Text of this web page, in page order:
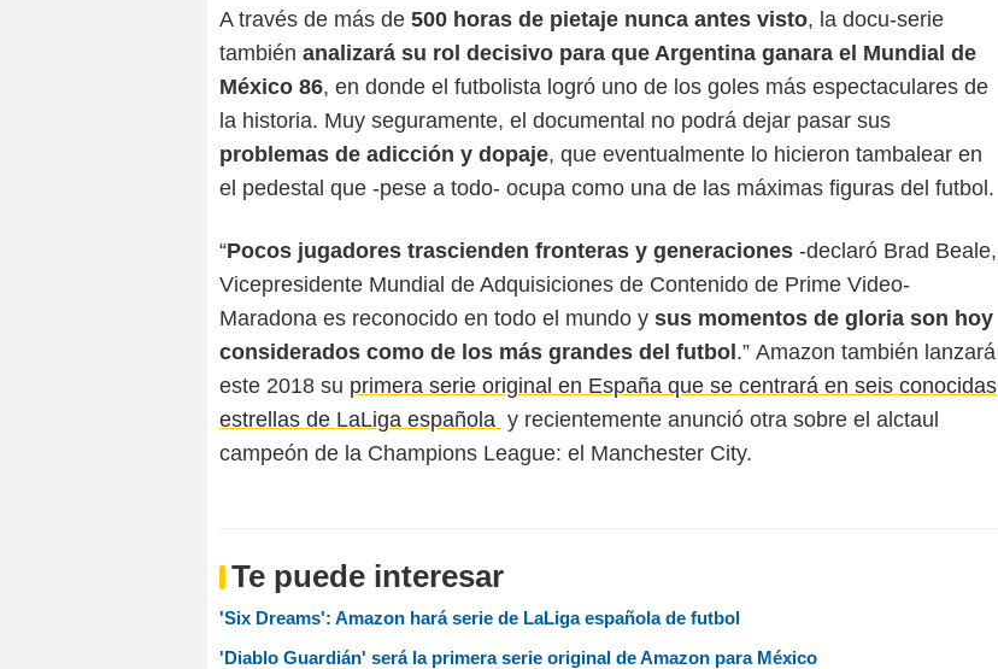
A través de más de 500 horas de pietaje nunca antes visto, la docu-serie
también analizará su rol decisivo para que Argentina ganara el Mundial de
México 86, en donde el futbolista logró uno de los goles más espectaculares de
la historia. Muy seguramente, el documental no podrá dejar pasar sus
problemas de adicción y dopaje, que eventualmente lo hicieron tambalear en
el pedestal que -pese a todo- ocupa como una de las máximas figuras del futbol.
“Pocos jugadores trascienden fronteras y generaciones -declaró Brad Beale,
Vicepresidente Mundial de Adquisiciones de Contenido de Prime Video-
Maradona es reconocido en todo el mundo y sus momentos de gloria son hoy
considerados como de los más grandes del futbol.” Amazon también lanzará
este 2018 su primera serie original en España que se centrará en seis conocidas
estrellas de LaLiga española y recientemente anunció otra sobre el alctaul
campeón de la Champions League: el Manchester City.
Te puede interesar
'Six Dreams': Amazon hará serie de LaLiga española de futbol
'Diablo Guardián' será la primera serie original de Amazon para México